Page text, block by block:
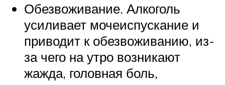
Обезвоживание. Алкоголь
усиливает мочеиспускание и
приводит к обезвоживанию, из-
за чего на утро возникают
жажда, головная боль,